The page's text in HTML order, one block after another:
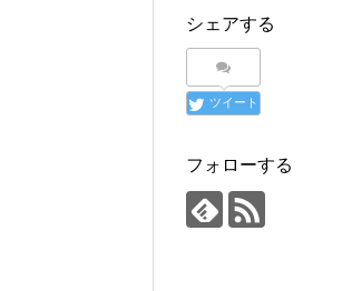
シェアする
ツイート
フォローする